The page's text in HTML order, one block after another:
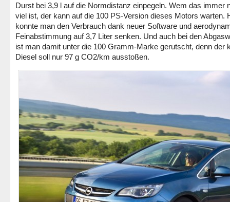
Durst bei 3,9 l auf die Normdistanz einpegeln. Wem das immer
viel ist, der kann auf die 100 PS-Version dieses Motors warten.
konnte man den Verbrauch dank neuer Software und
Feinabstimmung auf 3,7 Liter senken. Und auch bei den
ist man damit unter die 100 Gramm-Marke gerutscht, denn der
Diesel soll nur 97 g CO2/km ausstoßen.